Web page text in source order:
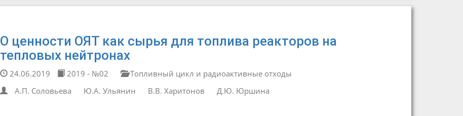
О ценности ОЯТ как сырья для топлива реакторов на
тепловых нейтронах
24.06.2019 2019 - №02
Топливный цикл и радиоактивные отходы
А.П. Соловьева
Ю.А. Ульянин В.В. Харитонов Д.Ю. Юршина